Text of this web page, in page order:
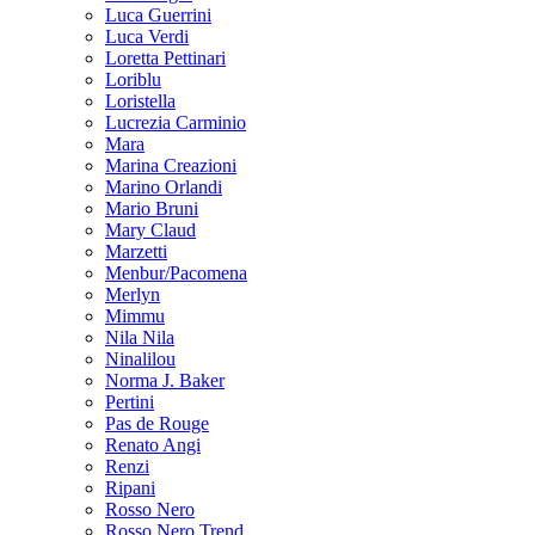
Luca Guerrini
Luca Verdi
Loretta Pettinari
Loriblu
Loristella
Lucrezia Carminio
Mara
Marina Creazioni
Marino Orlandi
Mario Bruni
Mary Claud
Marzetti
Menbur/Pacomena
Merlyn
Mimmu
Nila Nila
Ninalilou
Norma J. Baker
Pertini
Pas de Rouge
Renato Angi
Renzi
Ripani
Rosso Nero
Rosso Nero Trend